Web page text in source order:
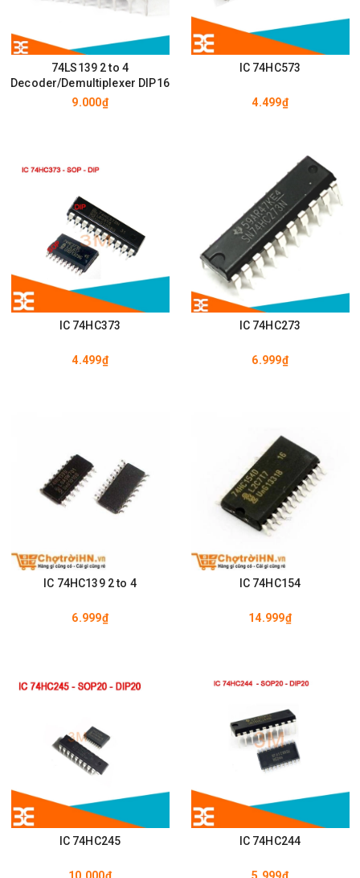
74LS139 2 to 4
Decoder/Demultiplexer DIP16
9.000₫
IC 74HC573
4.499₫
IC 74HC373
4.499₫
IC 74HC273
6.999₫
IC 74HC139 2 to 4
6.999₫
IC 74HC154
14.999₫
IC 74HC245 IC 74HC244